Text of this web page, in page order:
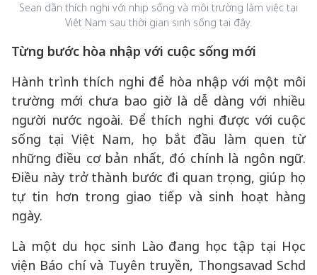
Sean dần thích nghi với nhịp sống và môi trường làm việc tại
Việt Nam sau thời gian sinh sống tại đây.
Từng bước hòa nhập với cuộc sống mới
Hành trình thích nghi để hòa nhập với một môi
trường mới chưa bao giờ là dễ dàng với nhiều
người nước ngoài. Để thích nghi được với cuộc
sống tại Việt Nam, họ bắt đầu làm quen từ
những điều cơ bản nhất, đó chính là ngôn ngữ.
Điều này trở thành bước đi quan trọng, giúp họ
tự tin hơn trong giao tiếp và sinh hoạt hàng
ngày.
Là một du học sinh Lào đang học tập tại Học
viện Báo chí và Tuyên truyền, Thongsavad Schd